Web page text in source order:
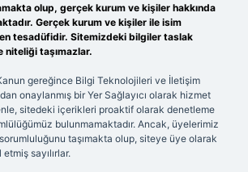
olup, gerçek kurum ve kişiler hakkında
Gerçek kurum ve kişiler ile isim
tesadüfidir. Sitemizdeki bilgiler taslak
niteliği taşımazlar.
gereğince Bilgi Teknolojileri ve İletişim
onaylanmış bir Yer Sağlayıcı olarak hizmet
sitedeki içerikleri proaktif olarak denetleme
bulunmamaktadır. Ancak, üyelerimiz
taşımakta olup, siteye üye olarak
sayılırlar.